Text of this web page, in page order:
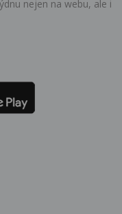
nejen na webu, ale i